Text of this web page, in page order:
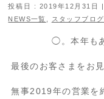
投稿日 : 2019年12月31日
NEWS一覧
スタッフブロ
◯。本年も
最後のお客さまをお
無事2019年の営業を